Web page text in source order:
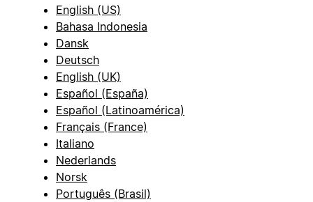
English (US)
Bahasa Indonesia
Dansk
Deutsch
English (UK)
Español (España)
Español (Latinoamérica)
Français (France)
Italiano
Nederlands
Norsk
Português (Brasil)